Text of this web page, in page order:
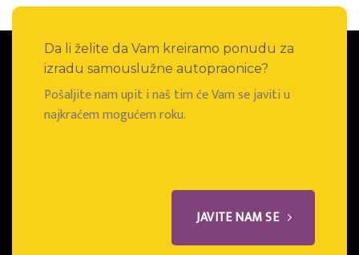
Da li želite da Vam kreiramo ponudu za
izradu samouslužne autopraonice?
Pošaljite nam upit i naš tim će Vam se javiti u
najkraćem mogućem roku.
JAVITE NAM SE